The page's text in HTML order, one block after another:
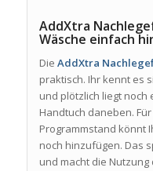
AddXtra
Wäsche einfach
Die AddXtra
praktisch. Ihr kennt es
und plötzlich liegt noch
Handtuch daneben.
Programmstand könnt
noch hinzufügen. Das
und macht die